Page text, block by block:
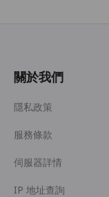
關於我們
隱私政策
服務條款
伺服器詳情
IP 地址查詢